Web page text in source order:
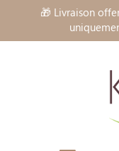
🎁 Livraison